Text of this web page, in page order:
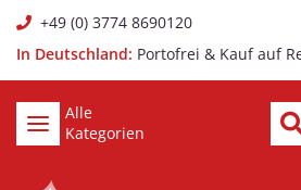
+49 (0) 3774 8690120
In Deutschland: Portofrei & Kauf auf
Alle
Kategorien